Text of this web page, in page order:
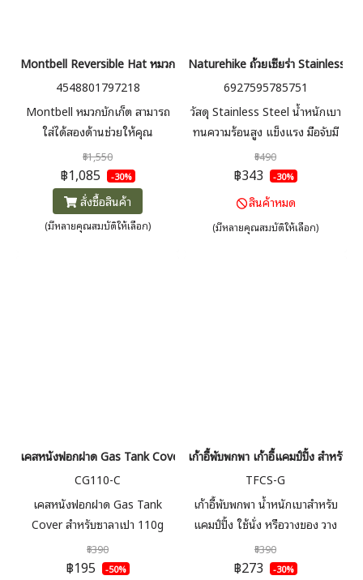
Montbell Reversible Hat หมวกบักเก็ต กลับด้านได้ 2 สี หมวกแคมป์ปิ้ง เ
4548801797218
Montbell หมวกบักเก็ต สามารถ
ใส่ได้สองด้านช่วยให้คุณ
เพลิดเพลินกับสองลุคที่แตกต่าง
กัน เนื้อผ้านุ่มกันละอองน้ำ มีสาย
รัดสามารถปรับได้อย่างอิสระ กัน
UV เนื้อผ้าไนลอน แห้งไวและ
ระบายอากาศได้ดี
฿1,550
฿1,085 -30%
สั่งซื้อสินค้า
(มีหลายคุณสมบัติให้เลือก)
Naturehike ถ้วยเซียร่า Stainless
6927595785751
วัสดุ Stainless Steel น้ำหนักเบา
ทนความร้อนสูง แข็งแรง มือจับมี
หนังหุ้มออกแบบให้แขวนได้
ภายในถ้วยเลขบอกปริมาตร
300ml
฿490
฿343 -30%
สินค้าหมด
(มีหลายคุณสมบัติให้เลือก)
เคสหนังฟอกฝาด Gas Tank Cover ซาลาเปา 110g 230g 450g
CG110-C
เคสหนังฟอกฝาด Gas Tank
Cover สำหรับซาลาเปา 110g
230g 450g
฿390
฿195 -50%
เก้าอี้พับพกพา เก้าอี้แคมป์ปิ้ง สำหรับ
TFCS-G
เก้าอี้พับพกพา น้ำหนักเบาสำหรับ
แคมป์ปิ้ง ใช้นั่ง หรือวางของ วาง
ถังน้ำแข็งได้สะดวก รับน้ำหนักได้
100 kg
฿390
฿273 -30%